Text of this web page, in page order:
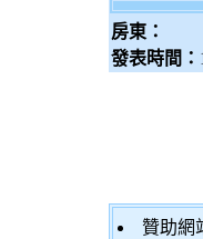
房東：
發表時間：
贊助